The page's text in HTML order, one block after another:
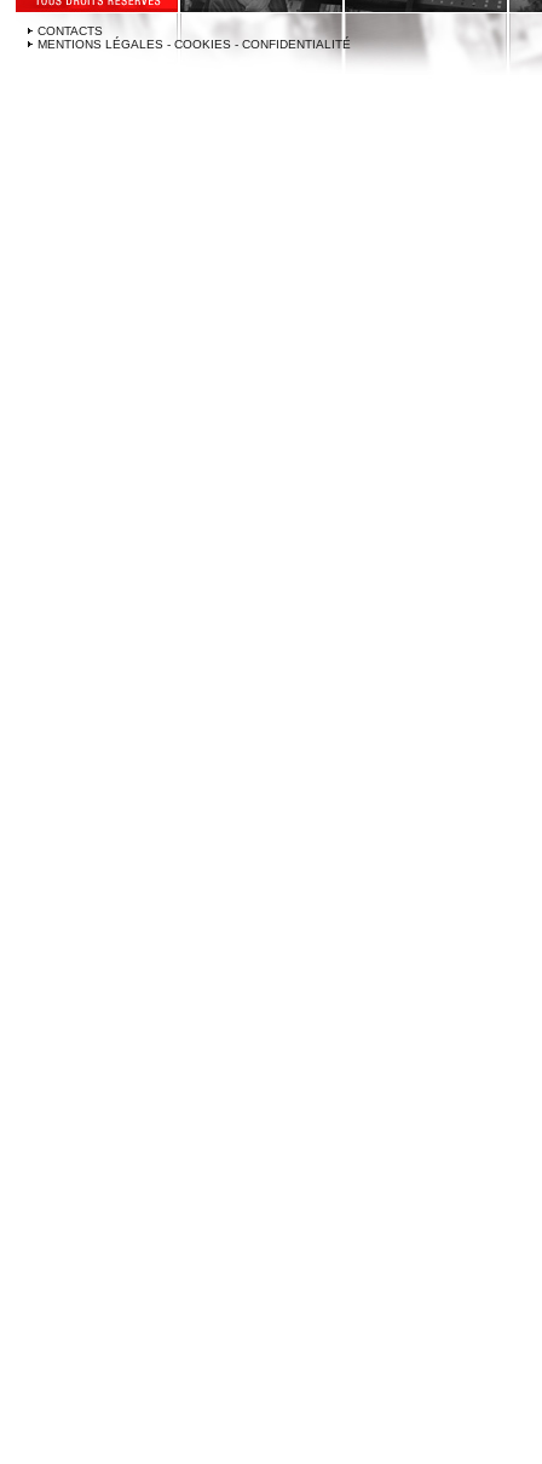
CONTACTS
MENTIONS LÉGALES - COOKIES - CONFIDENTIALITÉ